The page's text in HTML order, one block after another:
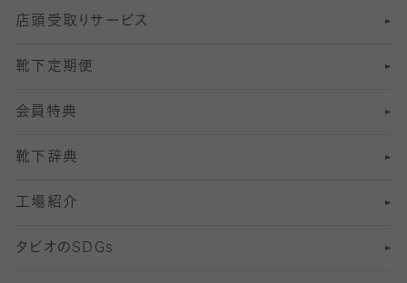
10分丈 レギンス
12分丈レギンス
13分丈レギンス
スポーツ用レッグウォーマー
SSサイズ（21～23cm）
Sサイズ（22～25cm）
Mサイズ（25～27cm）
Lサイズ（27～29cm）
着圧・加圧タイツ
むくみ対策
足の疲れ対策
足の臭い対策
冷え対策
靴ずれ対策
店頭受取りサービス
靴下定期便
会員特典
靴下辞典
工場紹介
タビオのSDGs